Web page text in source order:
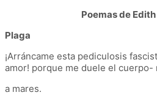
Poemas de
Plaga
¡Arráncame esta pediculosis
amor! porque me duele el cuerpo-
a mares.